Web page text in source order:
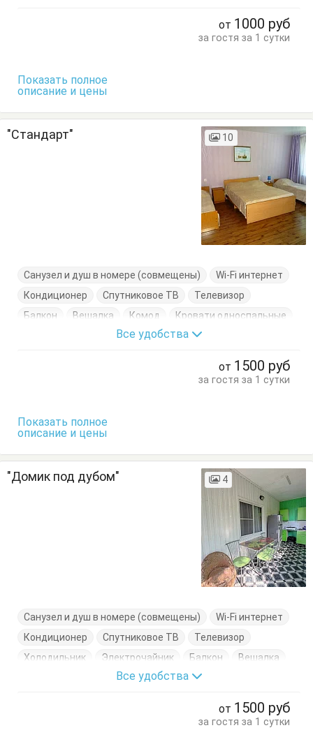
от 1000 руб
за гостя за 1 сутки
Показать полное
описание и цены
"Стандарт" 10
Санузел и душ в номере (совмещены)
Wi-Fi интернет
Кондиционер
Спутниковое ТВ
Телевизор
Балкон
Вешалка Комод
Кровати односпальные
Кровать двуспальная
Стулья Тумбочки
Все удобства
от 1500 руб
за гостя за 1 сутки
Показать полное
описание и цены
"Домик под дубом" 4
Санузел и душ в номере (совмещены)
Wi-Fi интернет
Кондиционер
Спутниковое ТВ
Телевизор
Холодильник
Электрочайник Балкон
Вешалка
Журнальный столик
Кровати односпальные
Стол
Стулья
Все удобства
от 1500 руб
за гостя за 1 сутки